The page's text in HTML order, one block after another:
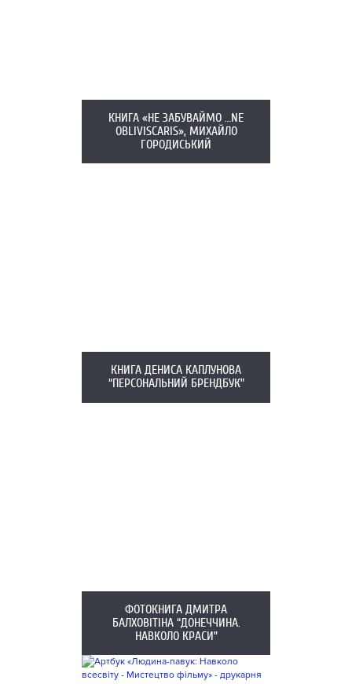
КНИГА «НЕ ЗАБУВАЙМО …NE
OBLIVISCARIS», МИХАЙЛО
ГОРОДИСЬКИЙ
КНИГА ДЕНИСА КАПЛУНОВА
“ПЕРСОНАЛЬНИЙ БРЕНДБУК”
ФОТОКНИГА ДМИТРА
БАЛХОВІТІНА “ДОНЕЧЧИНА.
НАВКОЛО КРАСИ”